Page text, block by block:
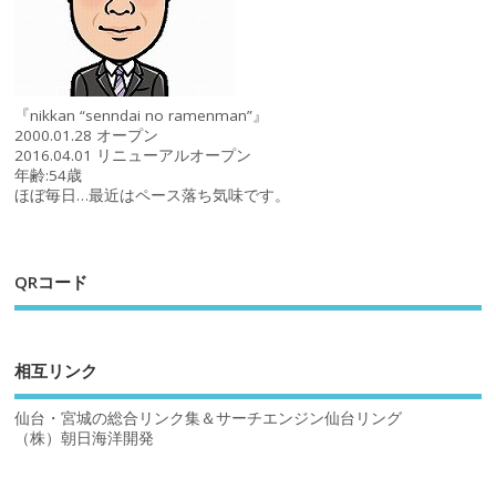
『nikkan “senndai no ramenman”』
2000.01.28 オープン
2016.04.01 リニューアルオープン
年齢:54歳
ほぼ毎日…最近はペース落ち気味です。
QRコード
相互リンク
仙台・宮城の総合リンク集＆サーチエンジン仙台リング
（株）朝日海洋開発